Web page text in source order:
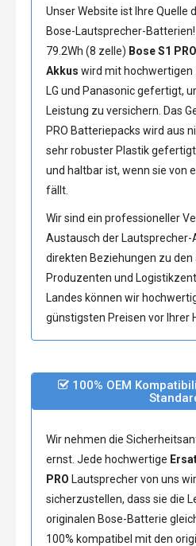
Unser Website ist Ihre Quelle
Bose-Lautsprecher-
79.2Wh (8 zelle) Bose S1
Akkus wird mit hochwertigen
LG und Panasonic gefertigt,
Leistung zu versichern. Das
PRO Batteriepacks wird aus
sehr robuster Plastik
und haltbar ist, wenn sie von
fällt.
Wir sind ein professioneller
Austausch der Lautsprecher-
direkten Beziehungen zu den
Produzenten und
Landes können wir
günstigsten Preisen vor Ihrer
100% OEM
Wir nehmen die
ernst. Jede hochwertige
PRO Lautsprecher von uns
sicherzustellen, dass sie die
originalen Bose-Batterie
100% kompatibel mit den